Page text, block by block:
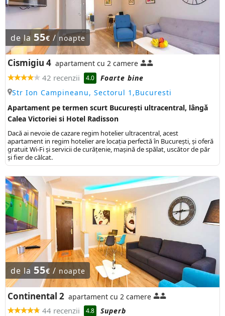
de la 55€ / noapte
Cismigiu 4 apartament cu 2 camere
42 recenzii 4.0
Foarte bine
Str Ion Campineanu, Sectorul 1,Bucuresti
Apartament pe termen scurt București ultracentral, lângă
Calea Victoriei si Hotel Radisson
Dacă ai nevoie de cazare regim hotelier ultracentral, acest
apartament in regim hotelier are locaţia perfectă în Bucureşti, şi oferă
gratuit Wi-Fi şi servicii de curăţenie, mașină de spălat, uscător de păr
și fier de călcat.
de la 55€ / noapte
Continental 2 apartament cu 2 camere
44 recenzii 4.8
Superb